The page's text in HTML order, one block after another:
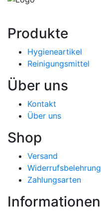
Produkte
Hygieneartikel
Reinigungsmittel
Über uns
Kontakt
Über uns
Shop
Versand
Widerrufsbelehrung
Zahlungsarten
Informationen